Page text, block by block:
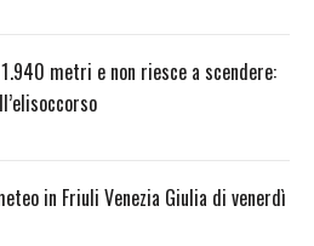
metri e non riesce a scendere:
in Friuli Venezia Giulia di venerdì